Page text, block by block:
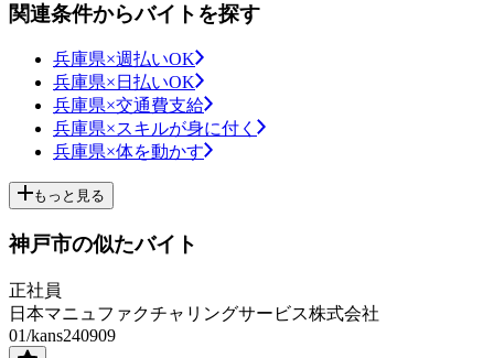
関連条件からバイトを探す
兵庫県×週払いOK
兵庫県×日払いOK
兵庫県×交通費支給
兵庫県×スキルが身に付く
兵庫県×体を動かす
もっと見る
神戸市の似たバイト
正社員
日本マニュファクチャリングサービス株式会社
01/kans240909